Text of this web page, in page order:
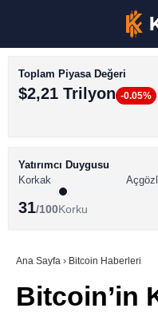
BİTCOİN HABERLERİ
ALTCOİN HABERLERİ
SÖZLÜK
Toplam Piyasa Değeri
$2,21 Trilyon -0.05%
Yatırımcı Duygusu
Korkak
31/100Korku
Ana Sayfa › Bitcoin Haberleri
Bitcoin’in